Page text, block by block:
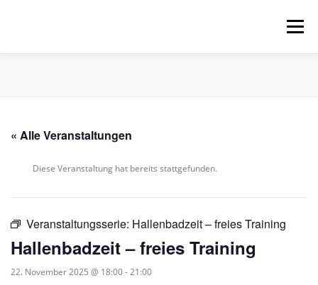
Menü
VERLEIH, TOUREN UND SUP
« Alle Veranstaltungen
Diese Veranstaltung hat bereits stattgefunden.
Veranstaltungsserie: Hallenbadzeit – freies Training
Hallenbadzeit – freies Training
22. November 2025 @ 18:00-21:00